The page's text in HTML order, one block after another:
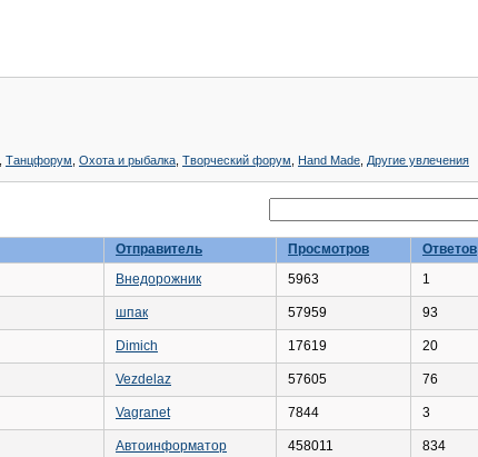
Танцфорум Охота и рыбалка Творческий форум Hand Made Другие увлечения
Отправитель Просмотров Ответов
Внедорожник 5963 1
шпак 57959 93
Dimich 17619 20
Vezdelaz 57605 76
Vagranet 7844 3
Автоинформатор 458011 834